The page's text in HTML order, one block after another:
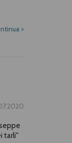
>
tarli"